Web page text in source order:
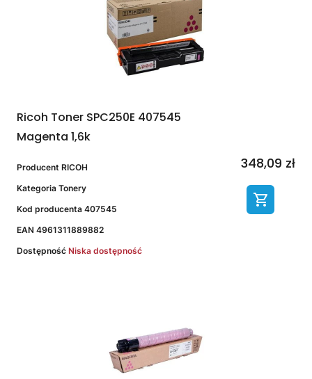
Ricoh Toner SPC250E 407545
Magenta 1,6k
Producent RICOH
Kategoria Tonery
Kod producenta 407545
EAN 4961311889882
Dostępność Niska dostępność
348,09 zł